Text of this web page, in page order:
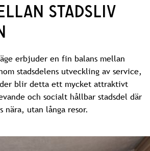
STADSLIV
erbjuder en fin balans mellan
stadsdelens utveckling av service,
blir detta ett mycket attraktivt
och socialt hållbar stadsdel där
nära, utan långa resor.